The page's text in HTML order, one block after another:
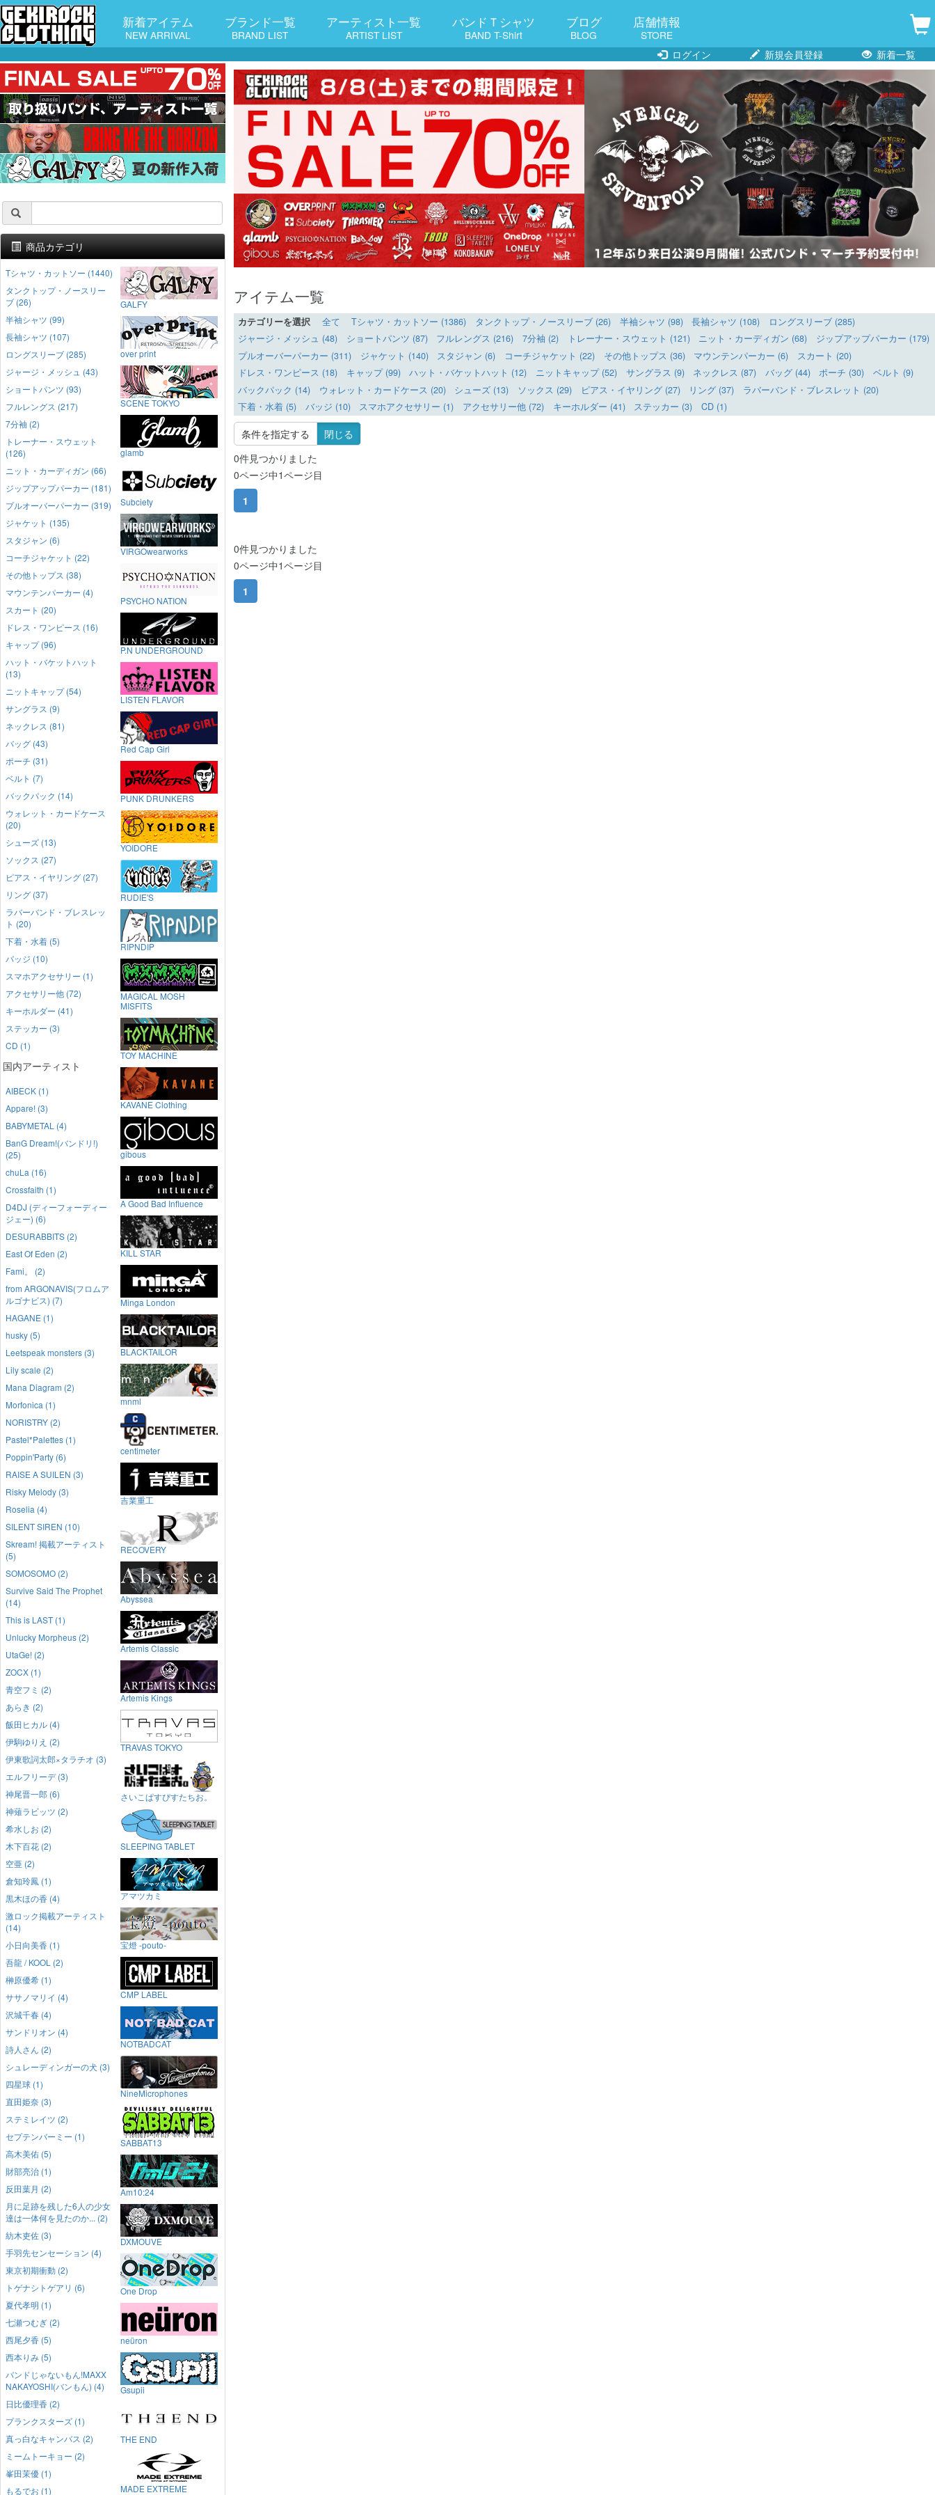
新着アイテム
NEW ARRIVAL
ブランド一覧
BRAND LIST
アーティスト一覧
ARTIST LIST
バンドＴシャツ
BAND T-Shirt
ブログ
BLOG
店舗情報
STORE
ログイン
新規会員登録 新着一覧
アイテム一覧
カテゴリーを選択 全て Tシャツ・カットソー (1386) タンクトップ・ノースリーブ (26) 半袖シャツ (98) 長袖シャツ (108)
ロングスリーブ (285)
ジャージ・メッシュ (48)
ショートパンツ (87) フルレングス (216) 7分袖 (2) トレーナー・スウェット (121) ニット・カーディガン (68)
ジップアップパーカー (179)
プルオーバーパーカー (311)
ジャケット (140) スタジャン (6) コーチジャケット (22) その他トップス (36) マウンテンパーカー (6)
スカート (20)
ドレス・ワンピース (18)
キャップ (99) ハット・バケットハット (12) ニットキャップ (52) サングラス (9) ネックレス (87) バッグ (44) ポーチ (30)
ベルト (9)
バックパック (14)
ウォレット・カードケース (20) シューズ (13) ソックス (29) ピアス・イヤリング (27) リング (37)
ラバーバンド・ブレスレット (20)
下着・水着 (5)
バッジ (10) スマホアクセサリー (1) アクセサリー他 (72) キーホルダー (41) ステッカー (3) CD (1)
条件を指定する
閉じる
0件見つかりました
0ページ中1ページ目
1
0件見つかりました
0ページ中1ページ目
1
商品カテゴリ
Tシャツ・カットソー (1440)
タンクトップ・ノースリー
ブ (26)
半袖シャツ (99)
長袖シャツ (107)
ロングスリーブ (285)
ジャージ・メッシュ (43)
ショートパンツ (93)
フルレングス (217)
7分袖 (2)
トレーナー・スウェット
(126)
ニット・カーディガン (66)
ジップアップパーカー (181)
プルオーバーパーカー (319)
ジャケット (135)
スタジャン (6)
コーチジャケット (22)
その他トップス (38)
マウンテンパーカー (4)
スカート (20)
ドレス・ワンピース (16)
キャップ (96)
ハット・バケットハット
(13)
ニットキャップ (54)
サングラス (9)
ネックレス (81)
バッグ (43)
ポーチ (31)
ベルト (7)
バックパック (14)
ウォレット・カードケース
(20)
シューズ (13)
ソックス (27)
ピアス・イヤリング (27)
リング (37)
ラバーバンド・ブレスレッ
ト (20)
下着・水着 (5)
バッジ (10)
スマホアクセサリー (1)
アクセサリー他 (72)
キーホルダー (41)
ステッカー (3)
CD (1)
国内アーティスト
AIBECK (1)
Appare! (3)
BABYMETAL (4)
BanG Dream!(バンドリ!)
(25)
chuLa (16)
Crossfaith (1)
D4DJ (ディーフォーディー
ジェー) (6)
DESURABBITS (2)
East Of Eden (2)
Fami。 (2)
from ARGONAVIS(フロムア
ルゴナビス) (7)
HAGANE (1)
husky (5)
Leetspeak monsters (3)
Lily scale (2)
Mana Diagram (2)
Morfonica (1)
NORISTRY (2)
Pastel*Palettes (1)
Poppin'Party (6)
RAISE A SUILEN (3)
Risky Melody (3)
Roselia (4)
SILENT SIREN (10)
Skream! 掲載アーティスト
(5)
SOMOSOMO (2)
Survive Said The Prophet
(14)
This is LAST (1)
Unlucky Morpheus (2)
UtaGe! (2)
ZOCX (1)
青空フミ (2)
あらき (2)
飯田ヒカル (4)
伊駒ゆりえ (2)
伊東歌詞太郎×タラチオ (3)
エルフリーデ (3)
神尾晋一郎 (6)
神薙ラビッツ (2)
希水しお (2)
木下百花 (2)
空亜 (2)
倉知玲鳳 (1)
黒木ほの香 (4)
激ロック掲載アーティスト
(14)
小日向美香 (1)
吾龍 / KOOL (2)
榊原優希 (1)
ササノマリイ (4)
沢城千春 (4)
サンドリオン (4)
詩人さん (2)
シュレーディンガーの犬 (3)
四星球 (1)
直田姫奈 (3)
ステミレイツ (2)
セプテンバーミー (1)
高木美佑 (5)
財部亮治 (1)
反田葉月 (2)
月に足跡を残した6人の少女
達は一体何を見たのか... (2)
紡木吏佐 (3)
手羽先センセーション (4)
東京初期衝動 (2)
トゲナシトゲアリ (6)
夏代孝明 (1)
七瀬つむぎ (2)
西尾夕香 (5)
西本りみ (5)
バンドじゃないもん!MAXX
NAKAYOSHI(バンもん) (4)
日比優理香 (2)
プランクスターズ (1)
真っ白なキャンバス (2)
ミームトーキョー (2)
峯田茉優 (1)
もるでお (1)
GALFY
over print
SCENE TOKYO
glamb
Subciety
VIRGOwearworks
PSYCHO NATION
P.N UNDERGROUND
LISTEN FLAVOR
Red Cap Girl
PUNK DRUNKERS
YOIDORE
RUDIE'S
RIPNDIP
MAGICAL MOSH
MISFITS
TOY MACHINE
KAVANE Clothing
gibous
A Good Bad Influence
KILL STAR
Minga London
BLACKTAILOR
mnml
centimeter
吉業重工
RECOVERY
Abyssea
Artemis Classic
Artemis Kings
TRAVAS TOKYO
さいこぱすぴすたちお。
SLEEPING TABLET
アマツカミ
宝燈 -pouto-
CMP LABEL
NOTBADCAT
NineMicrophones
SABBAT13
Am10:24
DXMOUVE
One Drop
neüron
Gsupii
THE END
MADE EXTREME